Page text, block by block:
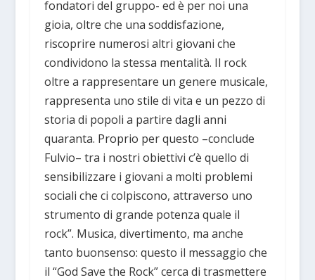
fondatori del gruppo- ed è per noi una
gioia, oltre che una soddisfazione,
riscoprire numerosi altri giovani che
condividono la stessa mentalità. Il rock
oltre a rappresentare un genere musicale,
rappresenta uno stile di vita e un pezzo di
storia di popoli a partire dagli anni
quaranta. Proprio per questo –conclude
Fulvio– tra i nostri obiettivi c’è quello di
sensibilizzare i giovani a molti problemi
sociali che ci colpiscono, attraverso uno
strumento di grande potenza quale il
rock”. Musica, divertimento, ma anche
tanto buonsenso: questo il messaggio che
il “God Save the Rock” cerca di trasmettere